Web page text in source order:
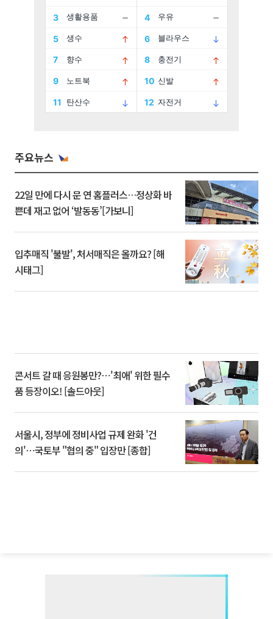
주요뉴스
22일 만에 다시 문 연 홈플러스…정상화 바
쁜데 재고 없어 ‘발동동’[가보니]
입추매직 '불발', 처서매직은 올까요? [해
시태그]
콘서트 갈 때 응원봉만?⋯'최애' 위한 필수
품 등장이오! [솔드아웃]
서울시, 정부에 정비사업 규제 완화 '건
의'⋯국토부 "협의 중" 입장만 [종합]